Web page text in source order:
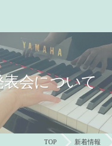
表会について
TOP 新着情報